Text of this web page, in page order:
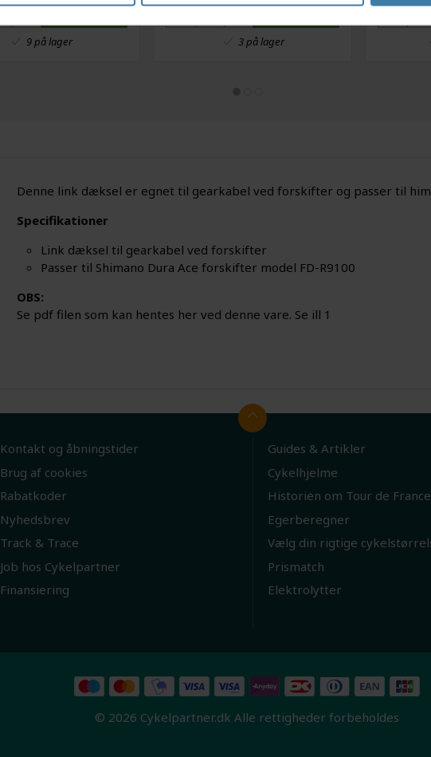
9 på lager 3 på lager
Denne link dæksel er egnet til gearkabel ved forskifter og passer til
Specifikationer
Link dæksel til gearkabel ved forskifter
Passer til Shimano Dura Ace forskifter model FD-R9100
OBS:
Se pdf filen som kan hentes her ved denne vare. Se ill 1
Kontakt og åbningstider
Brug af cookies
Rabatkoder
Nyhedsbrev
Track & Trace
Job hos Cykelpartner
Finansiering
Guides & Artikler
Cykelhjelme
Historien om Tour de France
Egerberegner
Vælg din rigtige
Prismatch
Elektrolytter
© 2026 Cykelpartner.dk Alle rettigheder forbeholdes